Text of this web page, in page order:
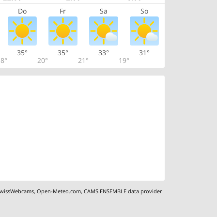
Do Fr Sa So
35°
20°
35°
21°
33°
19°
31°
,Open-Meteo.com,CAMS ENSEMBLE data provider